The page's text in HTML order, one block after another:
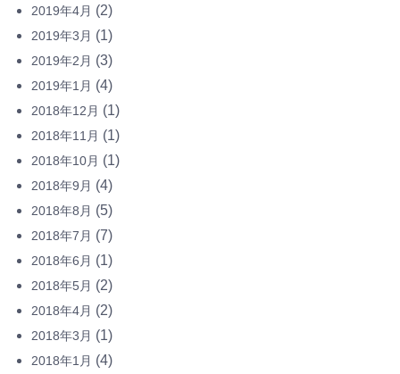
2019年4月 (2)
2019年3月 (1)
2019年2月 (3)
2019年1月 (4)
2018年12月 (1)
2018年11月 (1)
2018年10月 (1)
2018年9月 (4)
2018年8月 (5)
2018年7月 (7)
2018年6月 (1)
2018年5月 (2)
2018年4月 (2)
2018年3月 (1)
2018年1月 (4)